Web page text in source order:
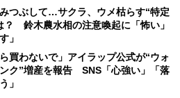
つぶして…サクラ、ウメ枯らす“特定
？ 鈴木農水相の注意喚起に「怖い」
」
ら買わないで」アイラップ公式が“ウォ
ク”増産を報告 SNS「心強い」「落
」